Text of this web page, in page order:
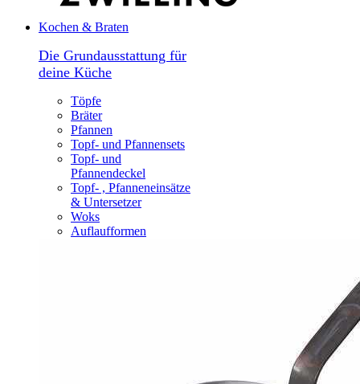
Kochen & Braten
Die Grundausstattung für
deine Küche
Töpfe
Bräter
Pfannen
Topf- und Pfannensets
Topf- und
Pfannendeckel
Topf- , Pfanneneinsätze
& Untersetzer
Woks
Auflaufformen